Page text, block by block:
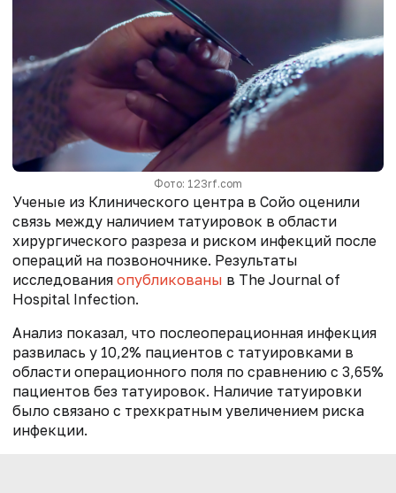
Фото: 123rf.com
Ученые из Клинического центра в Сойо оценили
связь между наличием татуировок в области
хирургического разреза и риском инфекций после
операций на позвоночнике. Результаты
исследования опубликованы в The Journal of
Hospital Infection.
Анализ показал, что послеоперационная инфекция
развилась у 10,2% пациентов с татуировками в
области операционного поля по сравнению с 3,65%
пациентов без татуировок. Наличие татуировки
было связано с трехкратным увеличением риска
инфекции.